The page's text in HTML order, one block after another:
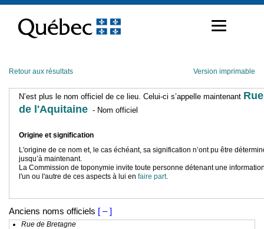
contenu
Retour aux résultats Version imprimable
N’est plus le nom officiel de ce lieu. Celui-ci s’appelle maintenant Rue
de l'Aquitaine - Nom officiel
Origine et signification
L'origine de ce nom et, le cas échéant, sa signification n’ont pu être
jusqu’à maintenant.
La Commission de toponymie invite toute personne détenant une
l'un ou l'autre de ces aspects à lui en faire part.
Anciens noms officiels [ – ]
Rue de Bretagne